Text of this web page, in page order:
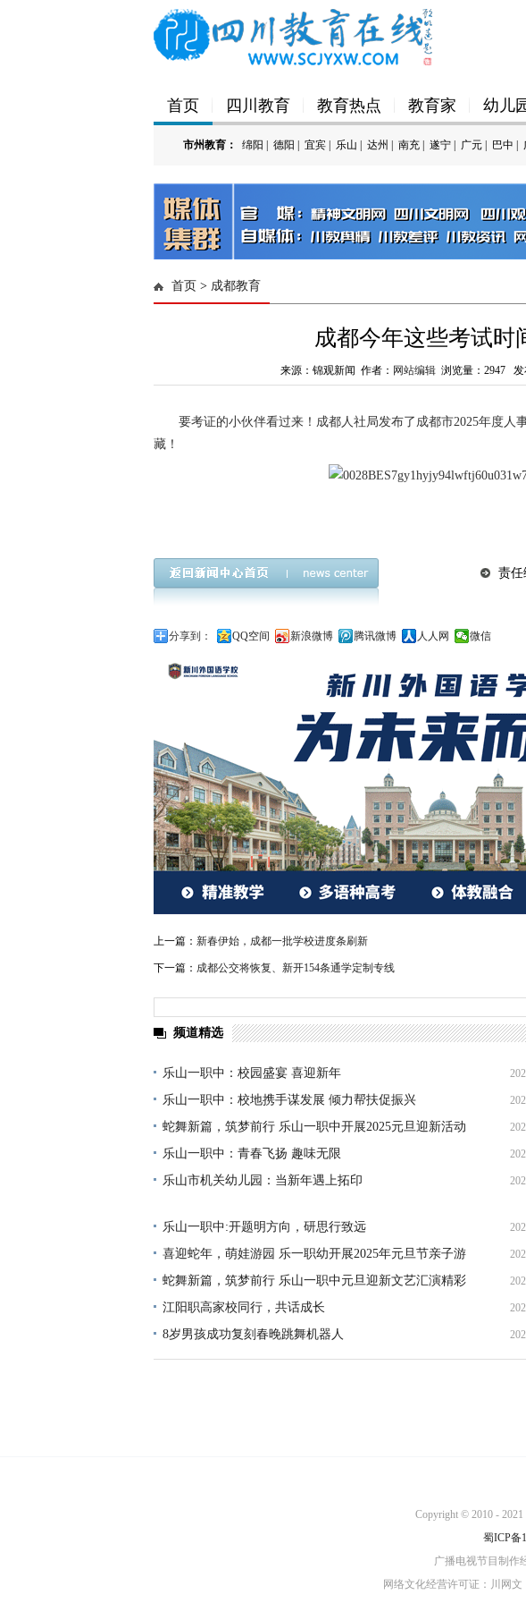
首页 四川教育 教育热点 教育家 幼儿
市州教育： 绵阳 德阳 宜宾 乐山 达州 南充 遂宁 广元 巴中
'); })();
首页 > 成都教育
成都今年这些考试时
来源：锦观新闻 作者： 网站编辑浏览量： 2947发
要考证的小伙伴看过来！成都人社局发布了成都市2025年度人
藏！
责
分享到： QQ空间 新浪微博 腾讯微博 人人网 微信
上一篇： 新春伊始，成都一批学校进度条刷新
下一篇： 成都公交将恢复、新开154条通学定制专线
频道精选
乐山一职中：校园盛宴 喜迎新年
乐山一职中：校地携手谋发展 倾力帮扶促振兴
蛇舞新篇，筑梦前行 乐山一职中开展2025元旦迎新活动
乐山一职中：青春飞扬 趣味无限
乐山市机关幼儿园：当新年遇上拓印
乐山一职中:开题明方向，研思行致远
喜迎蛇年，萌娃游园 乐一职幼开展2025年元旦节亲子游
园活动
蛇舞新篇，筑梦前行 乐山一职中元旦迎新文艺汇演精彩
上演
江阳职高家校同行，共话成长
8岁男孩成功复刻春晚跳舞机器人
Copyright © 2010 -
蜀ICP备
广播电视节目制作
网络文化经营许可证：川网文